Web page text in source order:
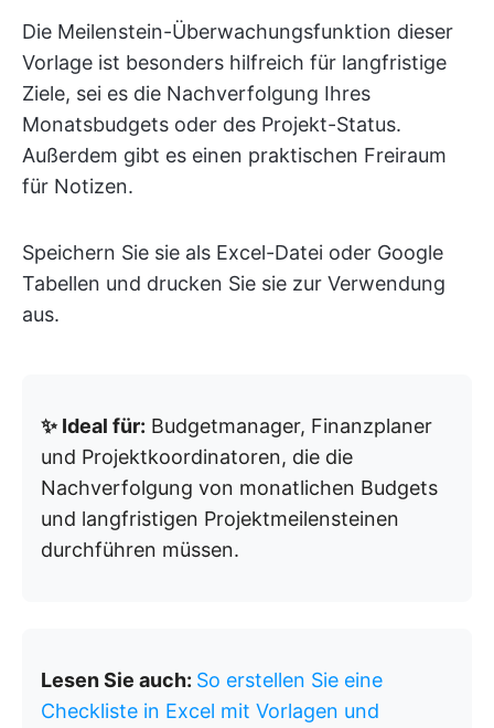
Die Meilenstein-Überwachungsfunktion dieser
Vorlage ist besonders hilfreich für langfristige
Ziele, sei es die Nachverfolgung Ihres
Monatsbudgets oder des Projekt-Status.
Außerdem gibt es einen praktischen Freiraum
für Notizen.
Speichern Sie sie als Excel-Datei oder Google
Tabellen und drucken Sie sie zur Verwendung
aus.
✨ Ideal für: Budgetmanager, Finanzplaner
und Projektkoordinatoren, die die
Nachverfolgung von monatlichen Budgets
und langfristigen Projektmeilensteinen
durchführen müssen.
Lesen Sie auch: So erstellen Sie eine
Checkliste in Excel mit Vorlagen und